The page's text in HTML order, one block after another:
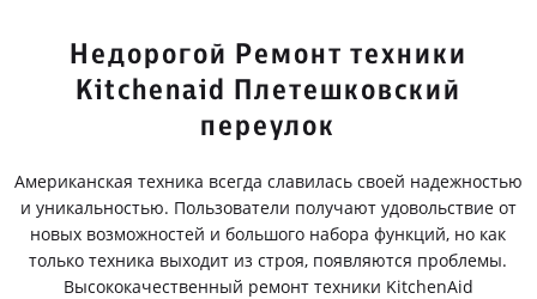
Недорогой Ремонт техники
Kitchenaid Плетешковский
переулок
Американская техника всегда славилась своей надежностью
и уникальностью. Пользователи получают удовольствие от
новых возможностей и большого набора функций, но как
только техника выходит из строя, появляются проблемы.
Высококачественный ремонт техники KitchenAid